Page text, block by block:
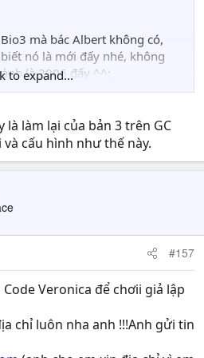
mà bác Albert không có,
nó là mới đấy nhé, không
là 2006 đấy ^^:
sửa hết lỗi, hình ảnh cực
khi chỉnh độ phân giải cao,
tiếng Anh, phụ đề tiếng Nhật.
to expand...
làm lại của bản 3 trên GC
cấu hình như thế này.
#157
Code Veronica để chơii giả lập
chỉ luôn nha anh !!!Anh gửi tin